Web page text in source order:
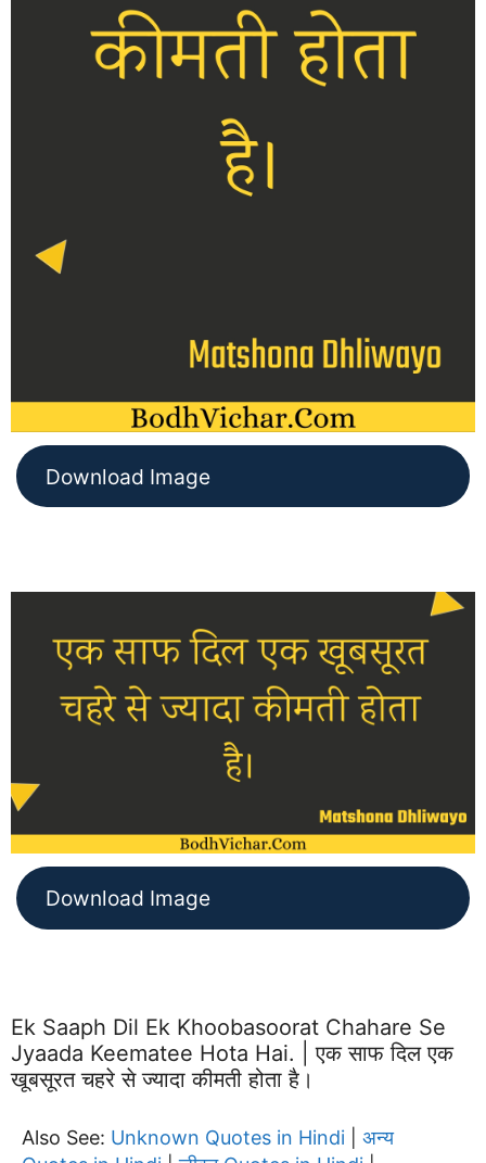
Download Image
Download Image
Ek Saaph Dil Ek Khoobasoorat Chahare Se
Jyaada Keematee Hota Hai. | एक साफ दिल एक
खूबसूरत चहरे से ज्यादा कीमती होता है।
Also See: Unknown Quotes in Hindi
अन्य